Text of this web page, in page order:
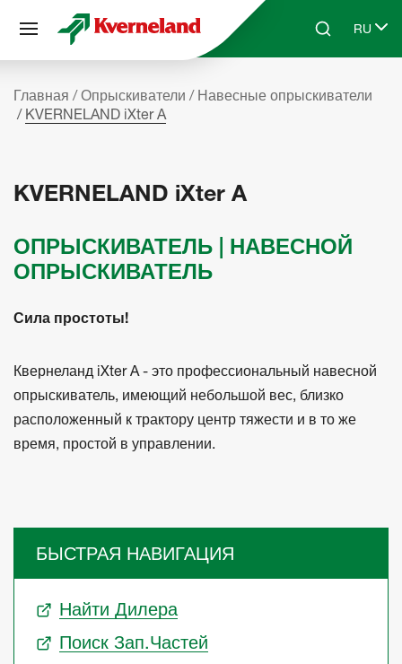
Skip to main contentSearchRU
Select
Главная Опрыскиватели
Навесные опрыскиватели
KVERNELAND iXter A
KVERNELAND iXter A
ОПРЫСКИВАТЕЛЬ | НАВЕСНОЙ
ОПРЫСКИВАТЕЛЬ
Сила простоты!
Квернеланд iXter A - это профессиональный навесной
опрыскиватель, имеющий небольшой вес, близко
расположенный к трактору центр тяжести и в то же
время, простой в управлении.
БЫСТРАЯ НАВИГАЦИЯ
Найти Дилера
Поиск Зап.частей
Панель управления cookies